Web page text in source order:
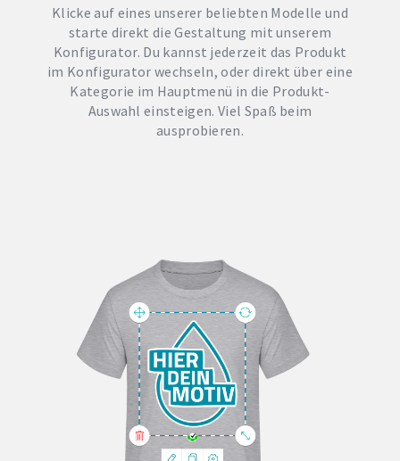
Klicke auf eines unserer beliebten Modelle und
starte direkt die Gestaltung mit unserem
Konfigurator. Du kannst jederzeit das Produkt
im Konfigurator wechseln, oder direkt über eine
Kategorie im Hauptmenü in die Produkt-
Auswahl einsteigen. Viel Spaß beim
ausprobieren.